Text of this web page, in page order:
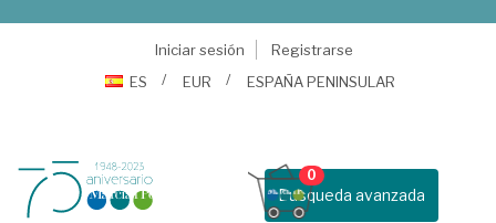
Iniciar sesión
Registrarse
ES
EUR ESPAÑA PENINSULAR
Busqueda avanzada
0